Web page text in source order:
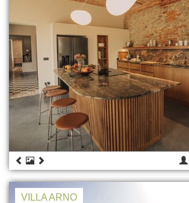
VILLA ARNO